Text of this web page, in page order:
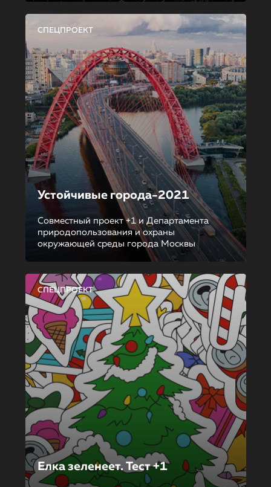
СПЕЦПРОЕКТ
Устойчивые города-2021
Совместный проект +1 и Департамента
природопользования и охраны
окружающей среды города Москвы
СПЕЦПРОЕКТ
Елка зеленеет. Тест +1